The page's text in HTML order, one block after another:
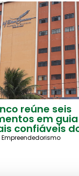
reúne seis
em
confiáveis
Empreendedorismo